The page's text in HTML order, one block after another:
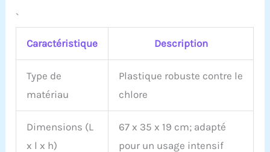
`
Caractéristique Description
Type de
matériau
Plastique robuste contre le
chlore
Dimensions (L
x l x h)
67 x 35 x 19 cm; adapté
pour un usage intensif